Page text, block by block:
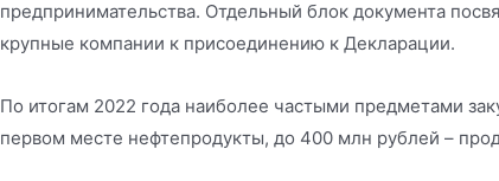
предпринимательства. Отдельный блок документа
крупные компании к присоединению к Декларации.
По итогам 2022 года наиболее частыми предметами
первом месте нефтепродукты, до 400 млн рублей –